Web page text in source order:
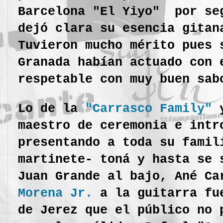
Barcelona "El Yiyo" por
dejó clara su esencia
Tuvieron mucho mérito
Granada habían actuado
respetable con muy buen
Lo de la"Carrasco Family"
maestro de ceremonia e
presentando a toda su
martinete- toná y hasta
Juan Grande al bajo, Ané
Morena Jr.
a la guitarra
de Jerez que el público no